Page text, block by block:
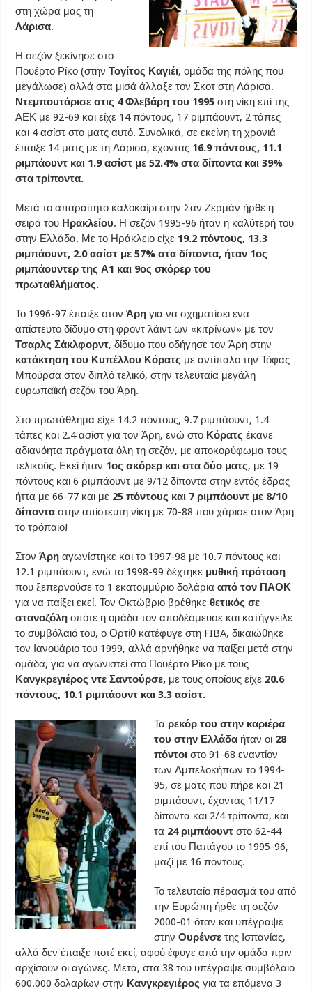
στη χώρα μας τη
Λάρισα.
Η σεζόν ξεκίνησε στο
Πουέρτο Ρίκο (στηνΤογίτος Καγιέι, ομάδα της πόλης που
μεγάλωσε) αλλά στα μισά άλλαξε τον Σκοτ στη Λάρισα.
Ντεμπουτάρισε στις 4 Φλεβάρη του 1995 στη νίκη επί της
ΑΕΚ με 92-69 και είχε 14 πόντους, 17 ριμπάουντ, 2 τάπες
και 4 ασίστ στο ματς αυτό. Συνολικά, σε εκείνη τη χρονιά
έπαιξε 14 ματς με τη Λάρισα, έχοντας 16.9 πόντους, 11.1
ριμπάουντ και 1.9 ασίστ με 52.4% στα δίποντα και 39%
στα τρίποντα.
Μετά το απαραίτητο καλοκαίρι στην Σαν Ζερμάν ήρθε η
σειρά του Ηρακλείου. Η σεζόν 1995-96 ήταν η καλύτερή του
στην Ελλάδα. Με το Ηράκλειο είχε 19.2 πόντους, 13.3
ριμπάουντ, 2.0 ασίστ με 57% στα δίποντα, ήταν 1ος
ριμπάουντερ της Α1 και 9ος σκόρερ του
πρωταθλήματος.
Το 1996-97 έπαιξε στονΆρηγια να σχηματίσει ένα
απίστευτο δίδυμο στη φροντ λάιντ ων «κιτρίνων» με τον
Τσαρλς Σάκλφορντ, δίδυμο που οδήγησε τον Άρη στην
κατάκτηση του Κυπέλλου Κόρατς με αντίπαλο την Τόφας
Μπούρσα στον διπλό τελικό, στην τελευταία μεγάλη
ευρωπαϊκή σεζόν του Άρη.
Στο πρωτάθλημα είχε 14.2 πόντους, 9.7 ριμπάουντ, 1.4
τάπες και 2.4 ασίστ για τον Άρη, ενώ στο Κόρατςέκανε
αδιανόητα πράγματα όλη τη σεζόν, με αποκορύφωμα τους
τελικούς. Εκεί ήταν 1ος σκόρερ και στα δύο ματς, με 19
πόντους και 6 ριμπάουντ με 9/12 δίποντα στην εντός έδρας
ήττα με 66-77 και με 25 πόντους και 7 ριμπάουντ με 8/10
δίποντα στην απίστευτη νίκη με 70-88 που χάρισε στον Άρη
το τρόπαιο!
ΣτονΆρηαγωνίστηκε και το 1997-98 με 10.7 πόντους και
12.1 ριμπάουντ, ενώ το 1998-99 δέχτηκε μυθική πρόταση
που ξεπερνούσε το 1 εκατομμύριο δολάριααπό τον ΠΑΟΚ
για να παίξει εκεί. Τον Οκτώβριο βρέθηκε θετικός σε
στανοζόλη οπότε η ομάδα τον αποδέσμευσε και κατήγγειλε
το συμβόλαιό του, ο Ορτίθ κατέφυγε στη FIBA, δικαιώθηκε
τον Ιανουάριο του 1999, αλλά αρνήθηκε να παίξει μετά στην
ομάδα, για να αγωνιστεί στο Πουέρτο Ρίκο με τους
Κανγκρεγιέρος ντε Σαντούρσε, με τους οποίους είχε 20.6
πόντους, 10.1 ριμπάουντ και 3.3 ασίστ.
Τα ρεκόρ του στην καριέρα
του στην Ελλάδα ήταν οι 28
πόντοιστο 91-68 εναντίον
των Αμπελοκήπων το 1994-
95, σε ματς που πήρε και 21
ριμπάουντ, έχοντας 11/17
δίποντα και 2/4 τρίποντα, και
τα 24 ριμπάουντστο 62-44
επί του Παπάγου το 1995-96,
μαζί με 16 πόντους.
Το τελευταίο πέρασμά του από
την Ευρώπη ήρθε τη σεζόν
2000-01 όταν και υπέγραψε
στηνΟυρένσετης Ισπανίας,
αλλά δεν έπαιξε ποτέ εκεί, αφού έφυγε από την ομάδα πριν
αρχίσουν οι αγώνες. Μετά, στα 38 του υπέγραψε συμβόλαιο
600.000 δολαρίων στην Κανγκρεγιέροςγια τα επόμενα 3